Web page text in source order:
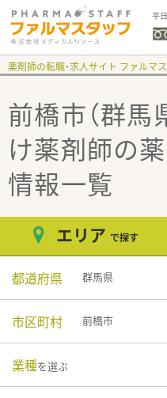
平
薬剤師の転職・求人サイト ファルマ
前橋市（群馬
け薬剤師の
情報一覧
エリア で探す
都道府県 群馬県
市区町村 前橋市
業種を選ぶ